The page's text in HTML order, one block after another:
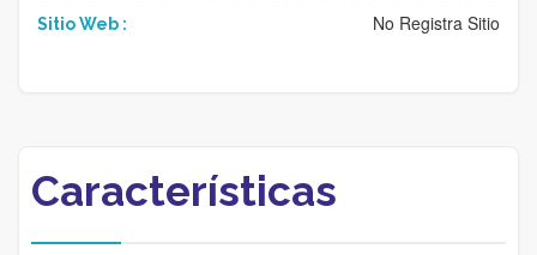
Sitio Web : No Registra Sitio
Características